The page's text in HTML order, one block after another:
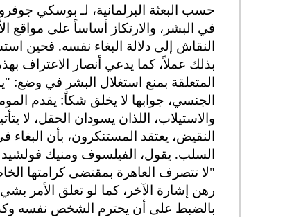
في البشر، والارتكاز أساساً على مواقع
النقاش إلى دلالة البغاء نفسه. فحين
المتعلقة بمنع استغلال البشر في وضع:
الجنسي، جوابها لا يخلق شكاً: يقدم
والاستيلاب، اللذان يسودان الحقل، لا
النقيض، يعتقد المستنكرون، بأن البغاء
"لا تتصرف العاهرة بمقتضى كرامتها
رهن إشارة الآخر، كما لو تعلق الأمر
بالضبط على أن يحترم الشخص نفسه